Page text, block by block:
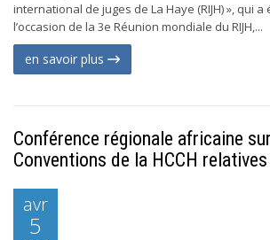
international de juges de La Haye (RIJH) », qui a
l’occasion de la 3e Réunion mondiale du RIJH,...
en savoir plus
Conférence régionale africaine
Conventions de la HCCH
avr
5